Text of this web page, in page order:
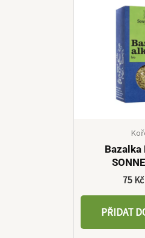
Bazalka
75 Kč
PŘIDAT